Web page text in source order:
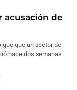
acusación de
que un sector de
hace dos semanas